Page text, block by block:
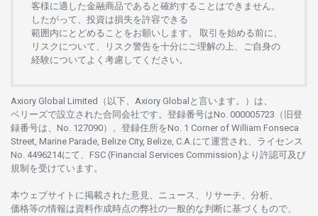
客様に適した金融商品であると 確約することはできません。
したがって、 投資は損失を許容できる
範囲内にとどめることをお願いします。 取引を始める前に、
リスクについて、
リスク警告を十分にご理解の上、 ご自身の
経験についてよく 考慮してください。
Axiory Global Limited（以下、Axiory Globalと言います。）は、
ベリーズで設立さ れた合同会社です。 登録番号はNo. 000005723（旧登
録番号は、No. 127090）、 登録住所をNo. 1 Corner of William Fonseca
Street, Marine Parade, Belize City, Belize, C.A.にて運営さ れ、 ライセンス
No. 4496214にて、FSC (Financial Services Commission)より 許認可及び
規制を受けています。
本ウェブサイトに掲載さ れた意見、ニュース、リサーチ、分析、
価格等の情報は資料作成時点の弊社の一般的な判断に基づくもので、